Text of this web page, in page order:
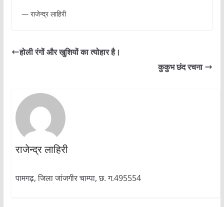
— राजेन्द्र लाहिरी
होली रंगों और खुशियों का त्योहार है।
कुकुभ छंद रचना
राजेन्द्र लाहिरी
पामगढ़, जिला जांजगीर चाम्पा, छ. ग.495554